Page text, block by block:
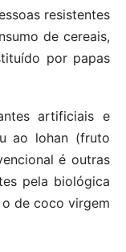
resistentes
de cereais,
por papas
artificiais e
ao lohan (fruto
é outras
pela biológica
de coco virgem